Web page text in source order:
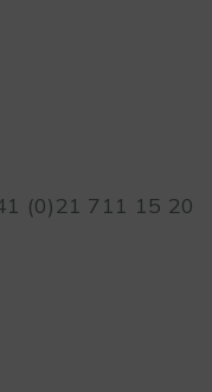
(0)21 711 15 20